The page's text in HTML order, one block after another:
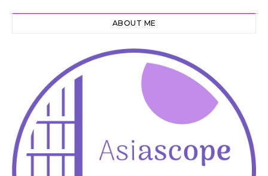
ABOUT ME